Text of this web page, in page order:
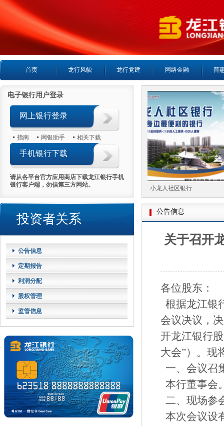
首页 龙行风貌 龙行党建 网络金融 普
电子银行用户登录
网上银行登录
指南 网银助手 相关下载
手机银行下载
请从各平台官方应用商店下载龙江银行手机
银行客户端，勿信第三方网站。
投资者关系
公告信息
定期报告
利润分配
股权管理
监管信息
24小时客服热线 小龙人社区银行
公告信息
关于召开
各位股东：
根据龙江银
会议决议，
开龙江银行
大会”）。现
一、会议召
本行董事会
二、现场参
本次会议设